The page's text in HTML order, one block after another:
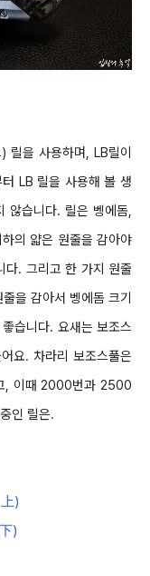
) 릴을 사용하며 ,LB릴이
LB 릴을 사용해 볼 생
않습니다. 릴은 벵에돔,
하의 얇은 원줄을 감아야
다. 그리고 한 가지 원줄
을 감아서 벵에돔 크기
습니다. 요새는 보조스
요. 차라리 보조스풀은
, 이때2000번과2500
인 릴은.
上)
下)